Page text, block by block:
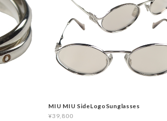
MIU MIU SideLogoSunglasses
¥39,800